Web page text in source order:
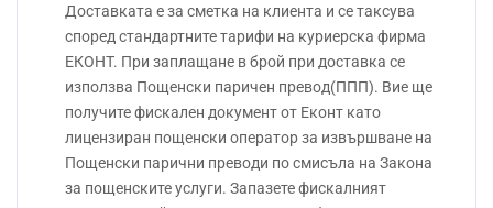
Доставката е за сметка на клиента и се таксува
според стандартните тарифи на куриерска фирма
ЕКОНТ. При заплащане в брой при доставка се
използва Пощенски паричен превод(ППП). Вие ще
получите фискален документ от Еконт като
лицензиран пощенски оператор за извършване на
Пощенски парични преводи по смисъла на Закона
за пощенските услуги. Запазете фискалният